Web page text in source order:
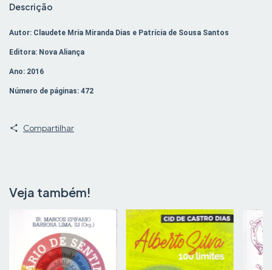
Descrição
Autor: Claudete Mria Miranda Dias e Patrícia de Sousa Santos
Editora: Nova Aliança
Ano: 2016
Número de páginas: 472
Compartilhar
Veja também!